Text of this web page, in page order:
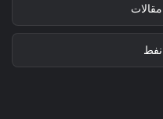
مقالات
نفط